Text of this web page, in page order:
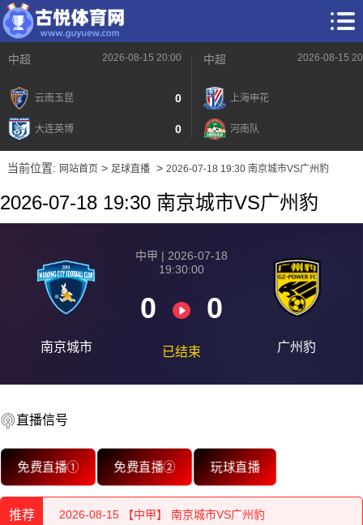
中超 2026-08-15 20:00
云南玉昆 0
大连英博 0
中超 2026-08-15
上海申花
河南队
当前位置: 网站首页> 足球直播> 2026-07-18 19:30 南京城市VS广州豹
2026-07-18 19:30 南京城市VS广州豹
南京城市
中甲 | 2026-07-18
19:30:00
0 0
已结束 广州豹
直播信号
免费直播① 免费直播② 玩球直播
推荐
2026-08-15 【中甲】 南京城市VS广州豹
2026-08-15 【中甲】 南京城市VS广州豹